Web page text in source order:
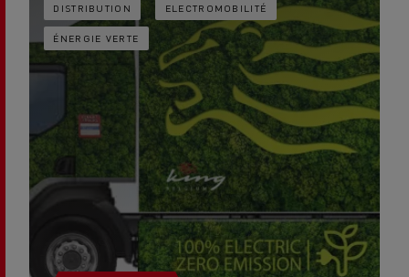
DISTRIBUTION ELECTROMOBILITÉ
ÉNERGIE VERTE